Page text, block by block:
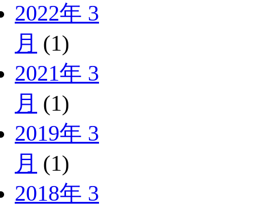
2022年 3
月 (1)
2021年 3
月 (1)
2019年 3
月 (1)
2018年 3